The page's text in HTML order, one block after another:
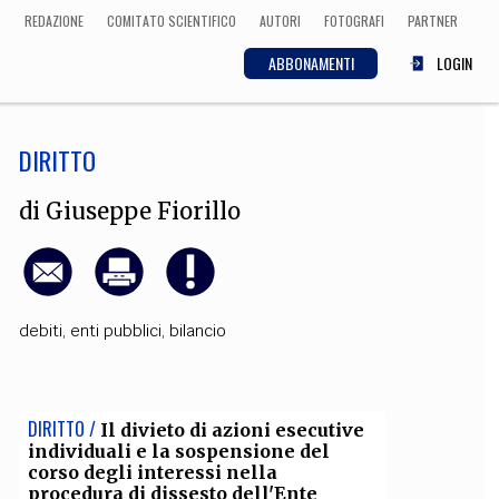
REDAZIONE COMITATO SCIENTIFICO AUTORI FOTOGRAFI PARTNER
ABBONAMENTI LOGIN
ECONOMIA
CULTURA
Musica,
DIRITTO
di Giuseppe Fiorillo
debiti, enti pubblici, bilancio
DIRITTO / Il divieto di azioni esecutive
individuali e la sospensione del
corso degli interessi nella
procedura di dissesto dell'Ente